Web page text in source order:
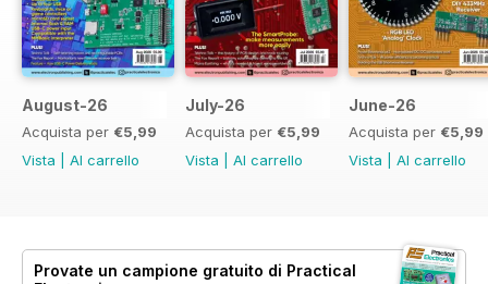
August-26
Acquista per €5,99
Vista
Al carrello
July-26
Acquista per €5,99
Vista
Al carrello
June-26
Acquista per €5,99
Vista
Al carrello
Provate un campione gratuito di Practical